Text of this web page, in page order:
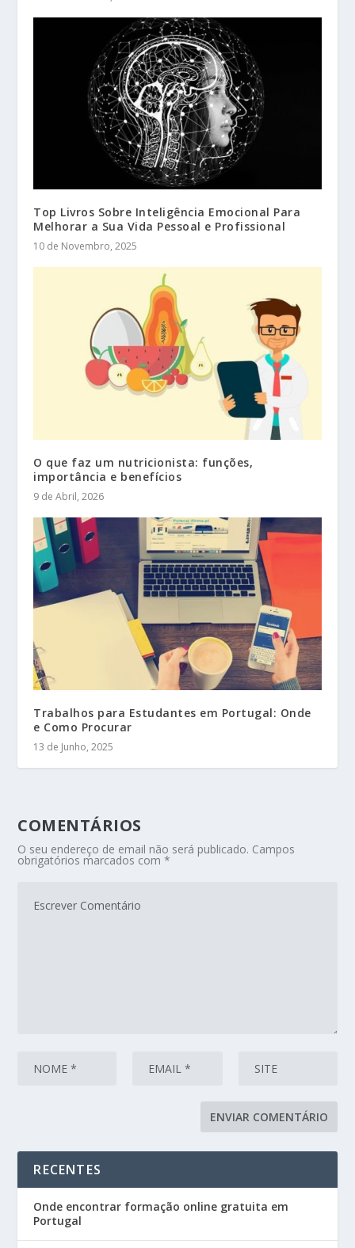
Top Livros Sobre Inteligência Emocional Para
Melhorar a Sua Vida Pessoal e Profissional
10 de Novembro, 2025
O que faz um nutricionista: funções,
importância e benefícios
9 de Abril, 2026
Trabalhos para Estudantes em Portugal: Onde
e Como Procurar
13 de Junho, 2025
COMENTÁRIOS
O seu endereço de email não será publicado. Campos
obrigatórios marcados com*
RECENTES
Onde encontrar formação online gratuita em
Portugal